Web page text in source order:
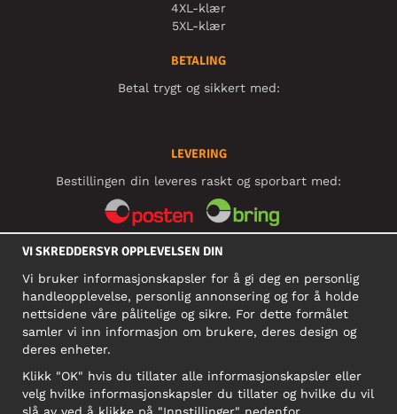
4XL-klær
5XL-klær
BETALING
Betal trygt og sikkert med:
LEVERING
Bestillingen din leveres raskt og sporbart med:
SOSIALE MEDIER
BEDRIFT
911 891 581 MVA
NB! Ikke bruk denne adressen til å sende produkter i retur!
VI SKREDDERSYR OPPLEVELSEN DIN
Vi bruker informasjonskapsler for å gi deg en personlig
handleopplevelse, personlig annonsering og for å holde
nettsidene våre pålitelige og sikre. For dette formålet
samler vi inn informasjon om brukere, deres design og
deres enheter.
Klikk "OK" hvis du tillater alle informasjonskapsler eller
velg hvilke informasjonskapsler du tillater og hvilke du vil